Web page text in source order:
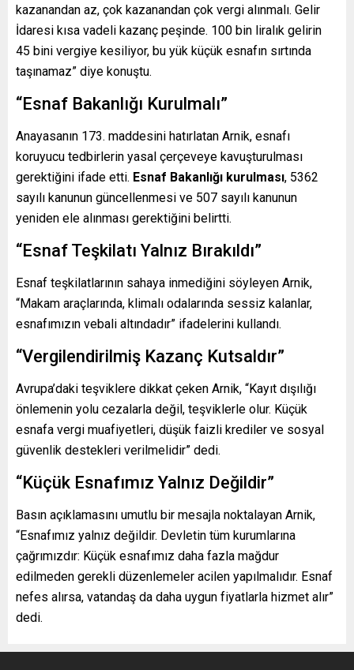
kazanandan az, çok kazanandan çok vergi alınmalı. Gelir
İdaresi kısa vadeli kazanç peşinde. 100 bin liralık gelirin
45 bini vergiye kesiliyor, bu yük küçük esnafın sırtında
taşınamaz” diye konuştu.
“Esnaf Bakanlığı Kurulmalı”
Anayasanın 173. maddesini hatırlatan Arnik, esnafı
koruyucu tedbirlerin yasal çerçeveye kavuşturulması
gerektiğini ifade etti. Esnaf Bakanlığı kurulması, 5362
sayılı kanunun güncellenmesi ve 507 sayılı kanunun
yeniden ele alınması gerektiğini belirtti.
“Esnaf Teşkilatı Yalnız Bırakıldı”
Esnaf teşkilatlarının sahaya inmediğini söyleyen Arnik,
“Makam araçlarında, klimalı odalarında sessiz kalanlar,
esnafımızın vebali altındadır” ifadelerini kullandı.
“Vergilendirilmiş Kazanç Kutsaldır”
Avrupa’daki teşviklere dikkat çeken Arnik, “Kayıt dışılığı
önlemenin yolu cezalarla değil, teşviklerle olur. Küçük
esnafa vergi muafiyetleri, düşük faizli krediler ve sosyal
güvenlik destekleri verilmelidir” dedi.
“Küçük Esnafımız Yalnız Değildir”
Basın açıklamasını umutlu bir mesajla noktalayan Arnik,
“Esnafımız yalnız değildir. Devletin tüm kurumlarına
çağrımızdır: Küçük esnafımız daha fazla mağdur
edilmeden gerekli düzenlemeler acilen yapılmalıdır. Esnaf
nefes alırsa, vatandaş da daha uygun fiyatlarla hizmet alır”
dedi.